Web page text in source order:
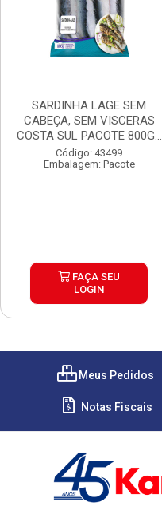
SARDINHA LAGE SEM
CABEÇA, SEM VISCERAS
COSTA SUL PACOTE 800G...
Código: 43499
Embalagem: Pacote
FAÇA SEU
LOGIN
Meus Pedidos
Notas Fiscais